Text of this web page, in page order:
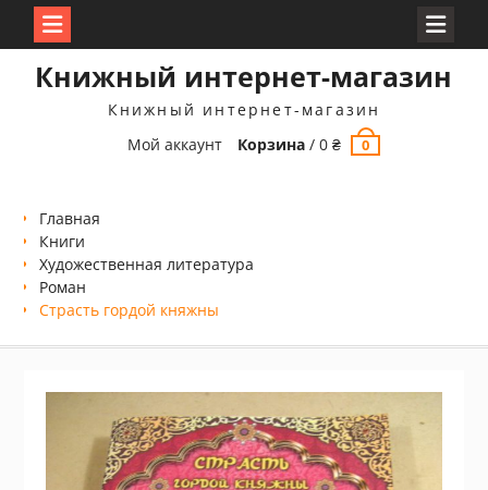
Книжный интернет-магазин
Книжный интернет-магазин
Мой аккаунт
Корзина /0₴ 0
Главная
Книги
Xудожественная литература
Роман
Страсть гордой княжны